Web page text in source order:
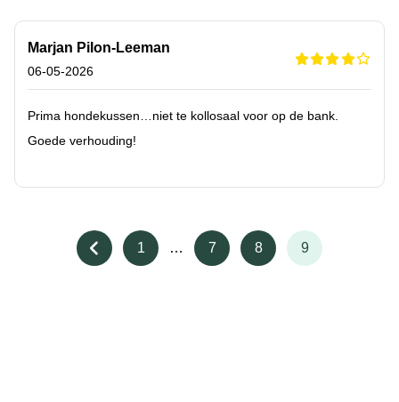
Marjan Pilon-Leeman
06-05-2026
Prima hondekussen…niet te kollosaal voor op de bank.
Goede verhouding!
1 … 7 8 9